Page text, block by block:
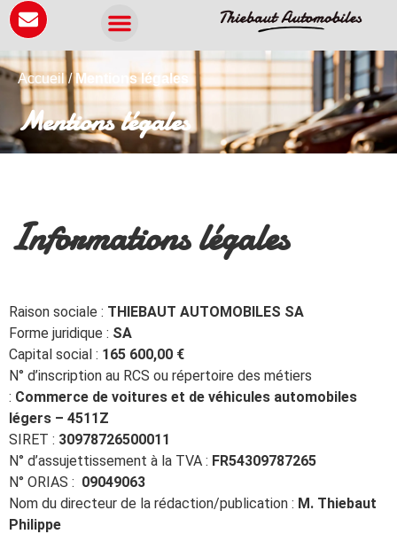
Accueil/ Mentions légales
Mentions légales
Informations légales
Raison sociale : THIEBAUT AUTOMOBILES SA
Forme juridique : SA
Capital social : 165 600,00 €
N° d’inscription au RCS ou répertoire des métiers
: Commerce de voitures et de véhicules automobiles
légers – 4511Z
SIRET : 30978726500011
N° d’assujettissement à la TVA : FR54309787265
N° ORIAS : 09049063
Nom du directeur de la rédaction/publication : M. Thiebaut
Philippe
Panneau de gestion des cookies